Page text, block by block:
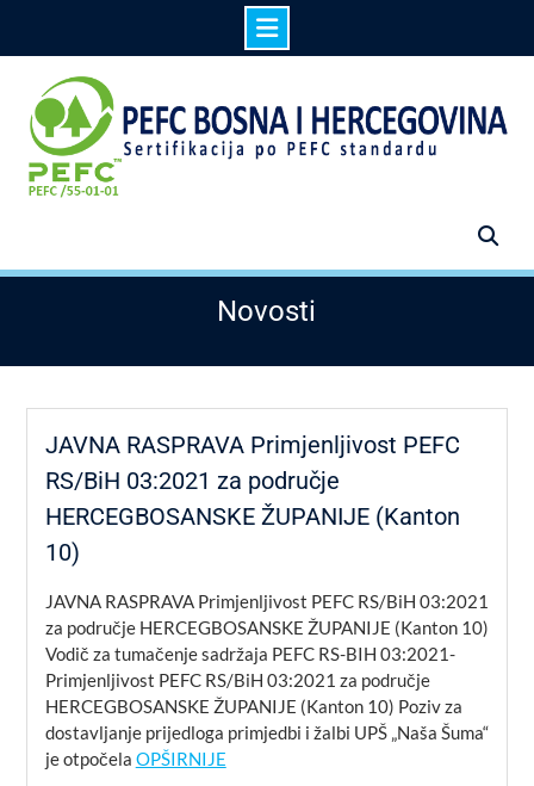
content
Novosti
JAVNA RASPRAVA Primjenljivost PEFC
RS/BiH 03:2021 za područje
HERCEGBOSANSKE ŽUPANIJE (Kanton
10)
JAVNA RASPRAVA Primjenljivost PEFC RS/BiH 03:2021
za područje HERCEGBOSANSKE ŽUPANIJE (Kanton 10)
Vodič za tumačenje sadržaja PEFC RS-BIH 03:2021-
Primjenljivost PEFC RS/BiH 03:2021 za područje
HERCEGBOSANSKE ŽUPANIJE (Kanton 10) Poziv za
dostavljanje prijedloga primjedbi i žalbi UPŠ „Naša Šuma“
je otpočela OPŠIRNIJE